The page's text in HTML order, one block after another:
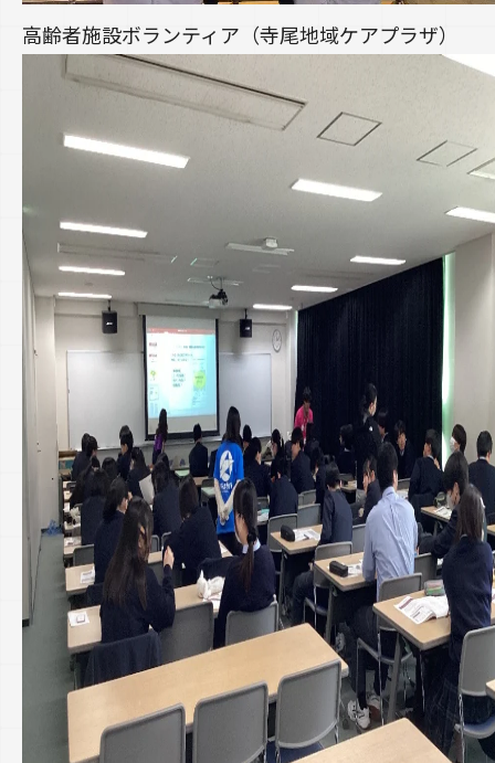
高齢者施設ボランティア（寺尾地域ケアプラザ）